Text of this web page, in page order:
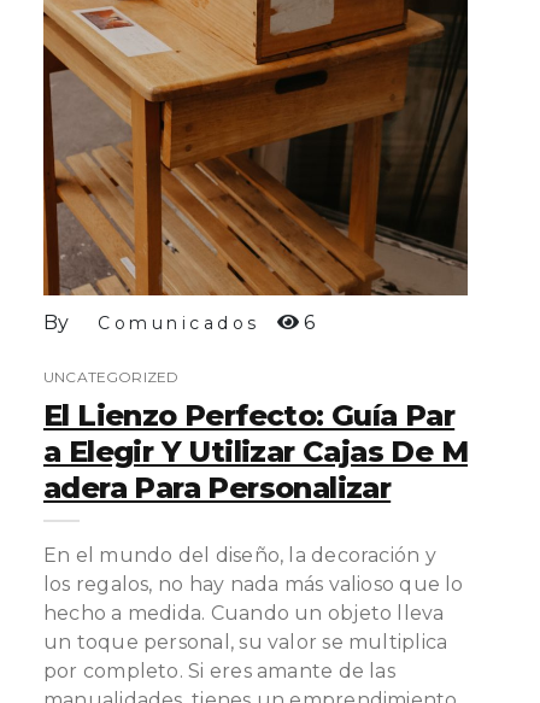
By Comunicados 6
UNCATEGORIZED
El Lienzo Perfecto: Guía Par
A Elegir Y Utilizar Cajas De M
Adera Para Personalizar
En el mundo del diseño, la decoración y
los regalos, no hay nada más valioso que lo
hecho a medida. Cuando un objeto lleva
un toque personal, su valor se multiplica
por completo. Si eres amante de las